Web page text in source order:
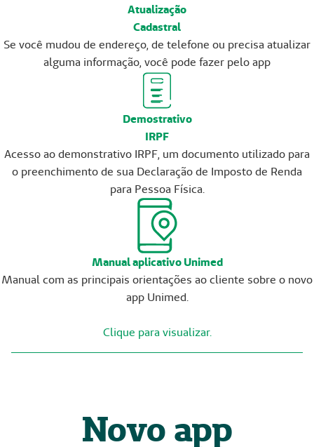
Atualização
Cadastral
Se você mudou de endereço, de telefone ou precisa atualizar
alguma informação, você pode fazer pelo app
Demostrativo
IRPF
Acesso ao demonstrativo IRPF, um documento utilizado para
o preenchimento de sua Declaração de Imposto de Renda
para Pessoa Física.
Manual aplicativo Unimed
Manual com as principais orientações ao cliente sobre o novo
app Unimed.
Clique para visualizar.
Novo app